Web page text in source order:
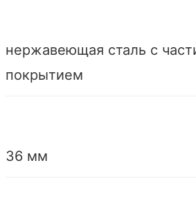
нержавеющая сталь с
покрытием
36 мм